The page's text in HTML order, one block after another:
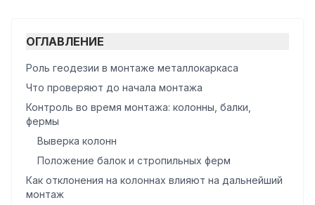
ОГЛАВЛЕНИЕ
Роль геодезии в монтаже металлокаркаса
Что проверяют до начала монтажа
Контроль во время монтажа: колонны, балки,
фермы
Выверка колонн
Положение балок и стропильных ферм
Как отклонения на колоннах влияют на дальнейший
монтаж